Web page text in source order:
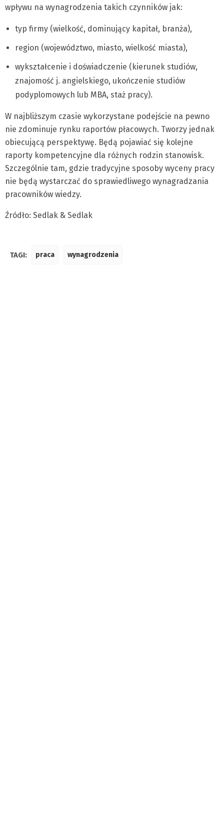
wpływu na wynagrodzenia takich czynników jak:
typ firmy (wielkość, dominujący kapitał, branża),
region (województwo, miasto, wielkość miasta),
wykształcenie i doświadczenie (kierunek studiów,
znajomość j. angielskiego, ukończenie studiów
podyplomowych lub MBA, staż pracy).
W najbliższym czasie wykorzystane podejście na pewno
nie zdominuje rynku raportów płacowych. Tworzy jednak
obiecującą perspektywę. Będą pojawiać się kolejne
raporty kompetencyjne dla różnych rodzin stanowisk.
Szczególnie tam, gdzie tradycyjne sposoby wyceny pracy
nie będą wystarczać do sprawiedliwego wynagradzania
pracowników wiedzy.
Źródło: Sedlak & Sedlak
TAGI: praca wynagrodzenia